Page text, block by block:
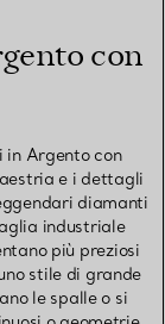
con
in Argento con
e i dettagli
diamanti
industriale
più preziosi
stile di grande
le spalle o si